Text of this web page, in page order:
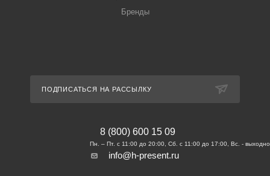
Бренды
ПОДПИСАТЬСЯ НА РАССЫЛКУ
8 (800) 600 15 09
info@h-present.ru